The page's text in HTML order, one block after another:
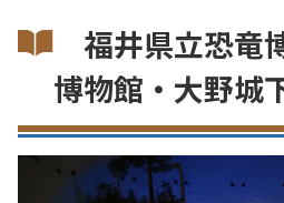
福井県立恐竜
博物館・大野城